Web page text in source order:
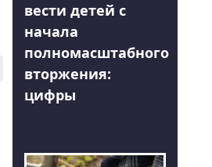
вести детей с
начала
полномасштабного
вторжения:
цифры